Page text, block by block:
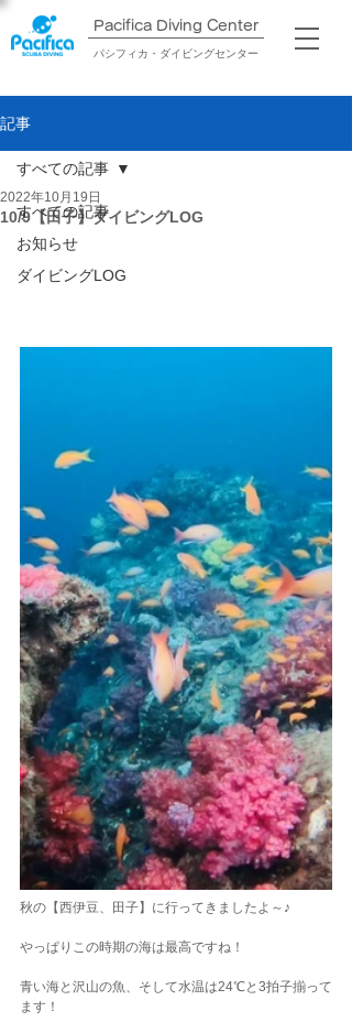
Pacifica Diving Center​
パシフィカ・ダイビングセンター
記事
すべての記事
お知らせ
ダイビングLOG
すべての記事
10/9【田子】ダイビングLOG
2022年10月19日
秋の【西伊豆、田子】に行ってきましたよ～♪
やっぱりこの時期の海は最高ですね！
青い海と沢山の魚、そして水温は24℃と3拍子揃って
ます！